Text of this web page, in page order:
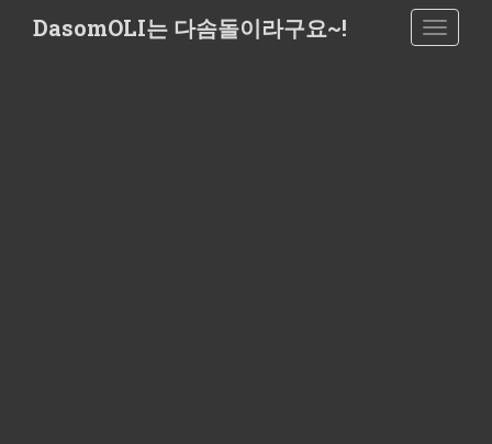
DasomOLI는 다솜돌이라구요~!